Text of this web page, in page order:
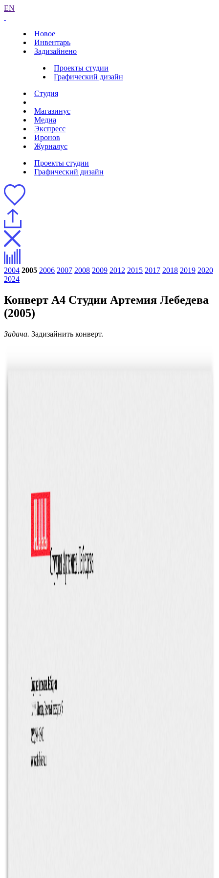
EN
Новое
Инвентарь
Задизайнено
Проекты студии
Графический дизайн
Студия
Магазинус
Медиа
Экспресс
Иронов
Журналус
Проекты студии
Графический дизайн
2004 2005 2006 2007 2008 2009 2012 2015 2017 2018 2019 2020
2024
Конверт А4 Студии Артемия Лебедева
(2005)
Задача. Задизайнить конверт.